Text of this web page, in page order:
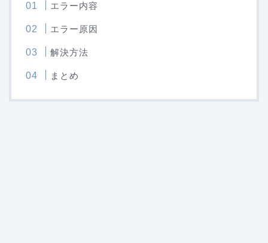
エラー内容
エラー原因
解決方法
まとめ